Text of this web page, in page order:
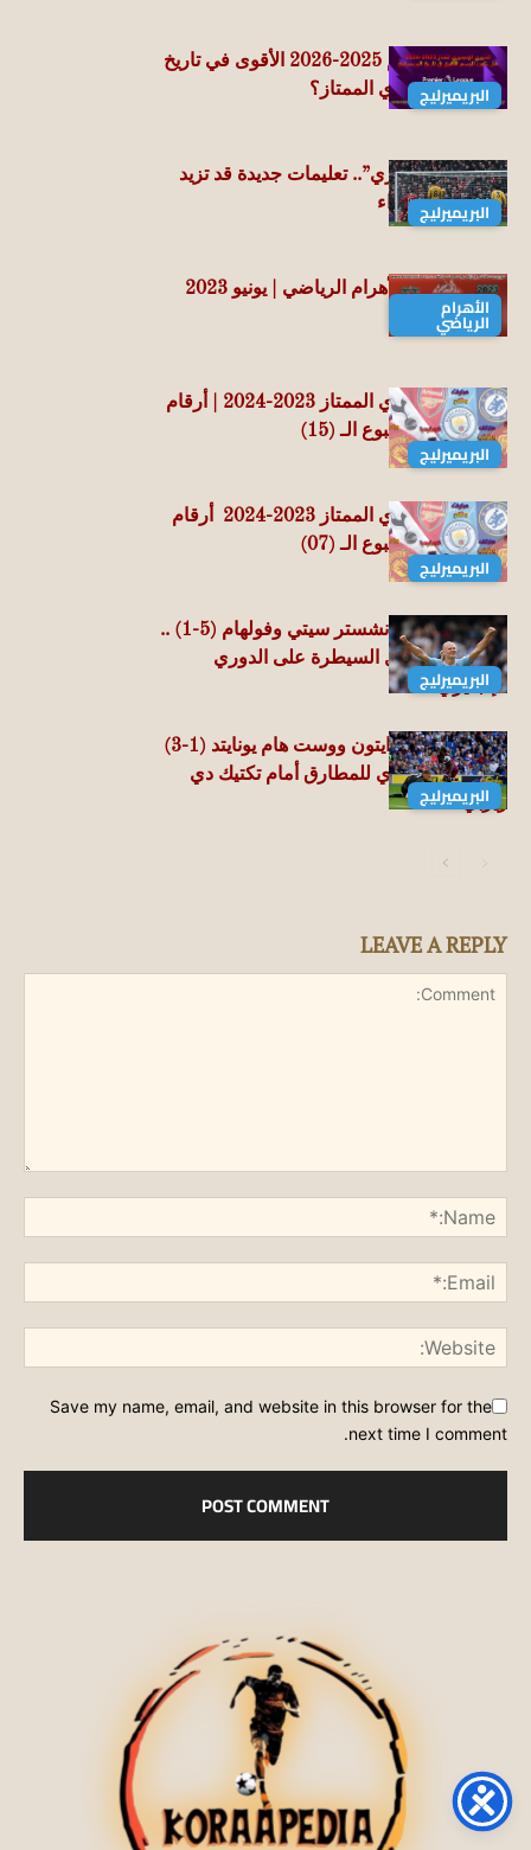
البريميرليج
هل يكون موسم 2025-2026 الأقوى في تاريخ
الدوري الإنجليزي الممتاز؟
البريميرليج
“الدوري الإنجليزي”.. تعليمات جديدة قد تزيد
من ركلات الجزاء
الأهرام
الرياضي
أرشيف مجلة الأهرام الرياضي | يونيو 2023
البريميرليج
الدوري الإنجليزي الممتاز 2023-2024 | أرقام
وإحصائيات الأسبوع الـ (15)
البريميرليج
الدوري الإنجليزي الممتاز 2023-2024 أرقام
وإحصائيات الأسبوع الـ (07)
البريميرليج
البريميرليج .. مانشستر سيتي وفولهام (5-1) ..
جوارديولا يواصل السيطرة على الدوري
الإنجليزي
البريميرليج
البريميرليج .. برايتون ووست هام يونايتد (1-3)
.. الحائط الحديدي للمطارق أمام تكتيك دي
زيربي
LEAVE A REPLY
Save my name, email, and website in this browser for the
next time I comment.